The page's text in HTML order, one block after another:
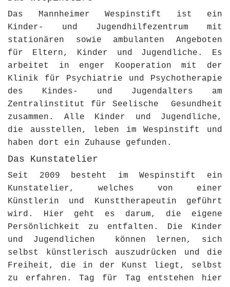
Das Mannheimer Wespinstift ist ein
Kinder- und Jugendhilfezentrum mit
stationären sowie ambulanten Angeboten
für Eltern, Kinder und Jugendliche. Es
arbeitet in enger Kooperation mit der
Klinik für Psychiatrie und Psychotherapie
des Kindes- und Jugendalters am
Zentralinstitut für Seelische Gesundheit
zusammen. Alle Kinder und Jugendliche,
die ausstellen, leben im Wespinstift und
haben dort ein Zuhause gefunden.
Das Kunstatelier
Seit 2009 besteht im Wespinstift ein
Kunstatelier, welches von einer
Künstlerin und Kunsttherapeutin geführt
wird. Hier geht es darum, die eigene
Persönlichkeit zu entfalten. Die Kinder
und Jugendlichen können lernen, sich
selbst künstlerisch auszudrücken und die
Freiheit, die in der Kunst liegt, selbst
zu erfahren. Tag für Tag entstehen hier